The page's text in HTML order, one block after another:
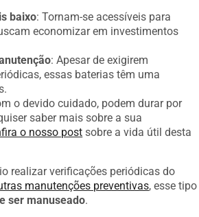
baixo: Tornam-se acessíveis para
economizar em investimentos
: Apesar de exigirem
essas baterias têm uma
o devido cuidado, podem durar por
saber mais sobre a sua
o nosso post sobre a vida útil desta
realizar verificações periódicas do
manutenções preventivas, esse tipo
ser manuseado.